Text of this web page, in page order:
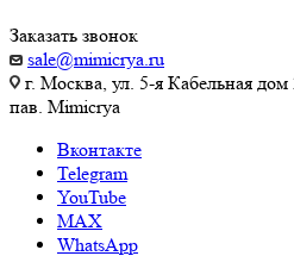
Заказать звонок
sale@mimicrya.ru
г. Москва, ул. 5-я Кабельная
пав. Mimicrya
Вконтакте
Telegram
YouTube
MAX
WhatsApp